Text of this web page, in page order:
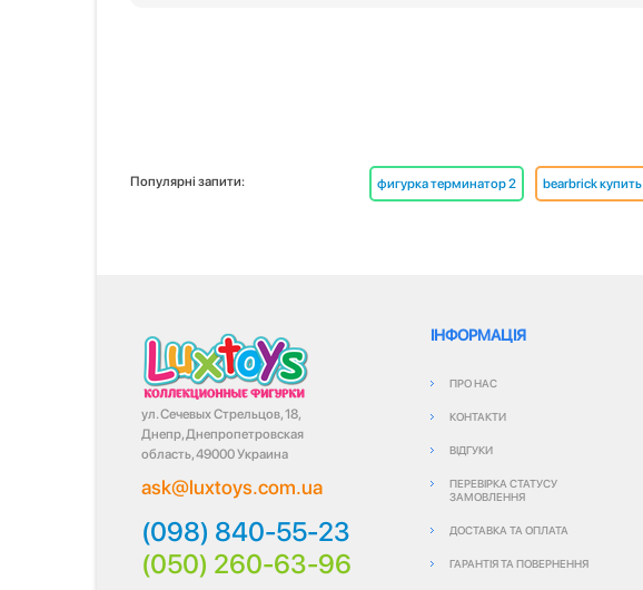
Популярні запити: фигурка терминатор 2 bearbrick купить
ул. Сечевых Стрельцов, 18,
Днепр, Днепропетровская
область, 49000 Украина
ask@luxtoys.com.ua
(098) 840-55-23
(050) 260-63-96
ІНФОРМАЦІЯ
ПРО НАС
КОНТАКТИ
ВІДГУКИ
ПЕРЕВІРКА СТАТУСУ
ЗАМОВЛЕННЯ
ДОСТАВКА ТА ОПЛАТА
ГАРАНТІЯ ТА ПОВЕРНЕННЯ